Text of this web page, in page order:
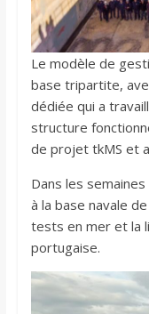
Le modèle de
base tripartite,
dédiée qui a
structure
de projet tkMS et
Dans les
à la base navale
tests en mer et la
portugaise.